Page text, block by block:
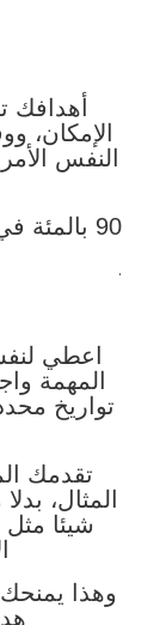
أهدافك
الإمكان،
النفس
90 بالمئة في الشركات التي شملتها الدراسة.
.
اعطي
المهمة
تواريخ
تقدمك
المثال،
وهذا يمنحك